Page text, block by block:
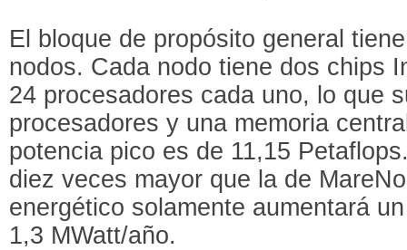
El bloque de propósito general
nodos. Cada nodo tiene dos chips
24 procesadores cada uno, lo que
procesadores y una memoria
potencia pico es de 11,15
diez veces mayor que la de
energético solamente aumentará
1,3 MWatt/año.